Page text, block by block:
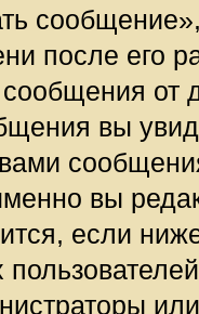
после его
от
вы
вы
если